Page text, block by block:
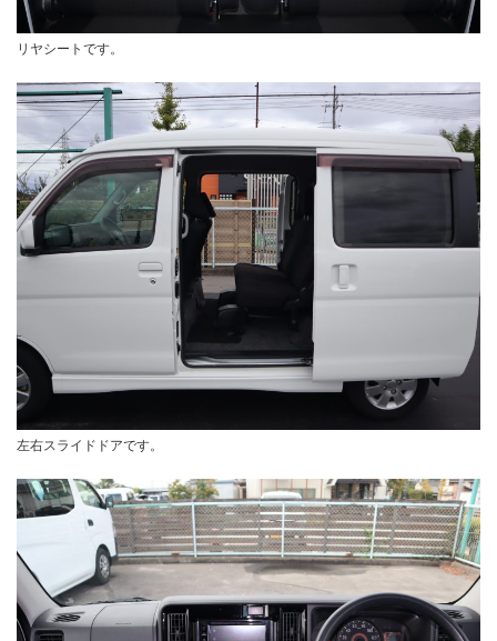
リヤシートです。
左右スライドドアです。